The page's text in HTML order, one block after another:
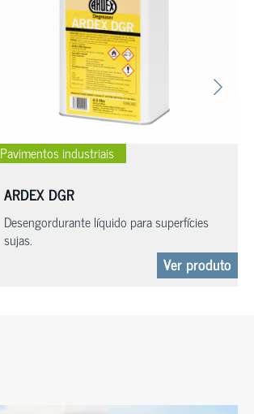
Pavimentos industriais
ARDEX DGR
Desengordurante líquido para superfícies
sujas.
Ver produto